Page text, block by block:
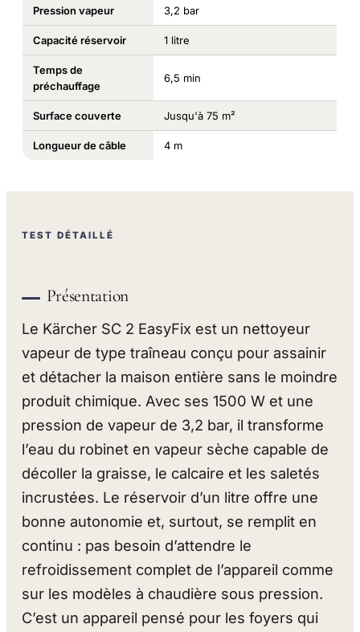
Pression vapeur 3,2 bar
Capacité réservoir 1 litre
Temps de
préchauffage
6,5 min
Surface couverte Jusqu'à 75 m²
Longueur de câble 4 m
TEST DÉTAILLÉ
Présentation
Le Kärcher SC 2 EasyFix est un nettoyeur
vapeur de type traîneau conçu pour assainir
et détacher la maison entière sans le moindre
produit chimique. Avec ses 1500 W et une
pression de vapeur de 3,2 bar, il transforme
l’eau du robinet en vapeur sèche capable de
décoller la graisse, le calcaire et les saletés
incrustées. Le réservoir d’un litre offre une
bonne autonomie et, surtout, se remplit en
continu : pas besoin d’attendre le
refroidissement complet de l’appareil comme
sur les modèles à chaudière sous pression.
C’est un appareil pensé pour les foyers qui